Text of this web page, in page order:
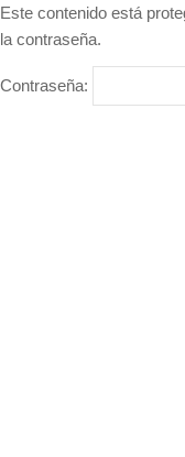
Este contenido está
la contraseña.
Contraseña: